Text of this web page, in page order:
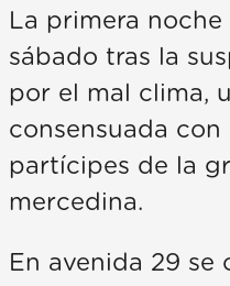
La primera noche
sábado tras la
por el mal clima,
consensuada
partícipes de la
mercedina.
En avenida 29 se